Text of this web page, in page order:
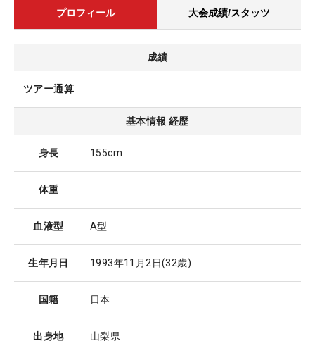
プロフィール 大会成績/スタッツ
成績
ツアー通算
基本情報 経歴
身長 155cm
体重
血液型 A型
生年月日 1993年11月2日(32歳)
国籍 日本
出身地 山梨県